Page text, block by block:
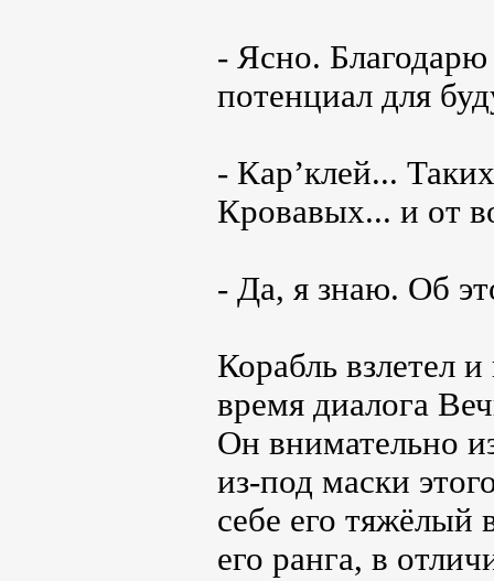
- Ясно.
потенциал для
- Кар’клей...
Кровавых... и от
- Да, я знаю. Об
Корабль взлетел
время диалога
Он внимательно
из-под маски
себе его тяжёлый
его ранга, в